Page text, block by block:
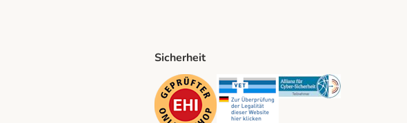
Method
Sicherheit
Security Security Security